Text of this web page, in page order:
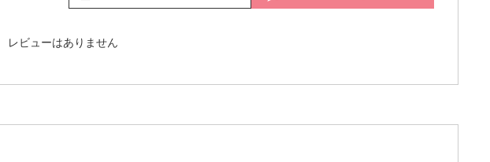
レビューはありません